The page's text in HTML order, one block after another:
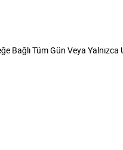
Bağlı Tüm Gün Veya Yalnızca